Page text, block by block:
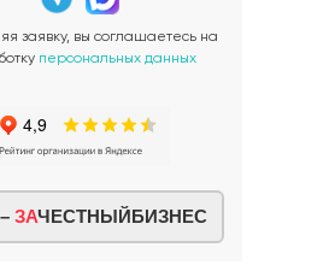
заявку, вы соглашаетесь на
персональных данных
ЗАЧЕСТНЫЙБИЗНЕС